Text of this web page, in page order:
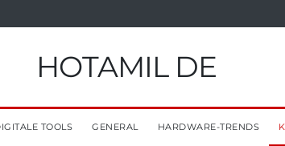
HOTAMIL DE
TOOLS GENERAL HARDWARE-TRENDS